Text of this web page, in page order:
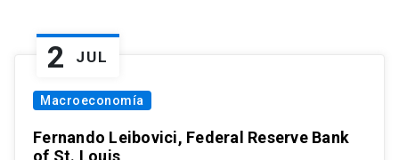
2 JUL
Macroeconomía
Fernando Leibovici, Federal Reserve Bank
of St. Louis